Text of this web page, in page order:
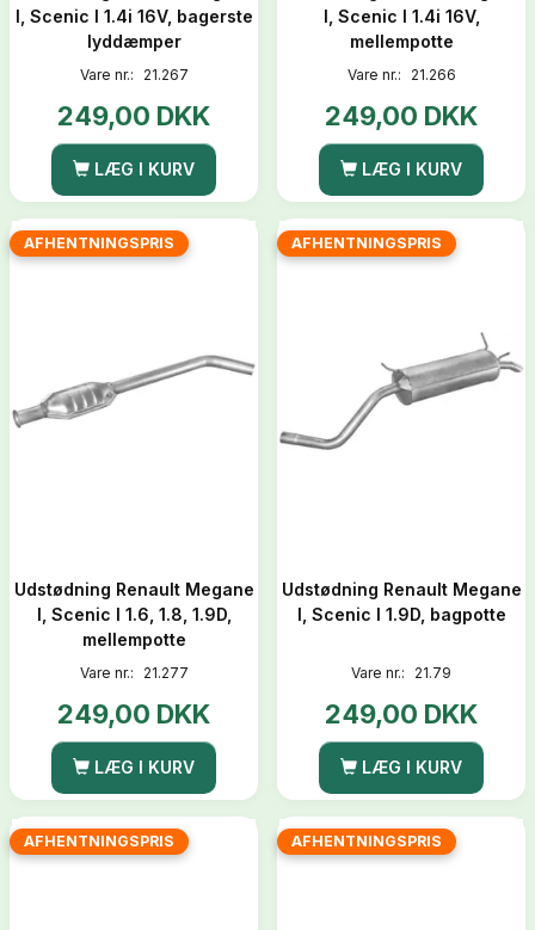
I, Scenic I 1.4i 16V, bagerste
lyddæmper
Vare nr.: 21.267
249,00 DKK
LÆG I KURV
I, Scenic I 1.4i 16V,
mellempotte
Vare nr.: 21.266
249,00 DKK
LÆG I KURV
AFHENTNINGSPRIS
Udstødning Renault Megane
I, Scenic I 1.6, 1.8, 1.9D,
mellempotte
Vare nr.: 21.277
249,00 DKK
LÆG I KURV
AFHENTNINGSPRIS
Udstødning Renault Megane
I, Scenic I 1.9D, bagpotte
Vare nr.: 21.79
249,00 DKK
LÆG I KURV
AFHENTNINGSPRIS AFHENTNINGSPRIS